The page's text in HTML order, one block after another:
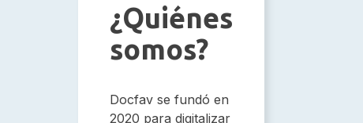
¿Quiénes
somos?
Docfav se fundó en
2020 para digitalizar